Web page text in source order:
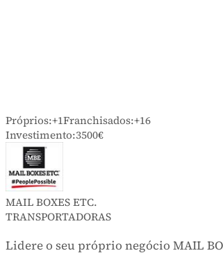
Próprios:+1Franchisados:
Investimento:3500€